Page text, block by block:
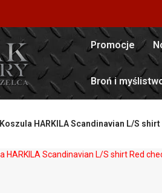
Promocje
Broń i
Koszula HARKILA Scandinavian L/S